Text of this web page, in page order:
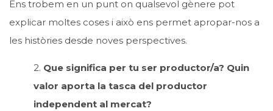
Ens trobem en un punt on qualsevol gènere pot
explicar moltes coses i això ens permet apropar-nos a
les històries desde noves perspectives.
2. Que significa per tu ser productor/a? Quin
valor aporta la tasca del productor
independent al mercat?